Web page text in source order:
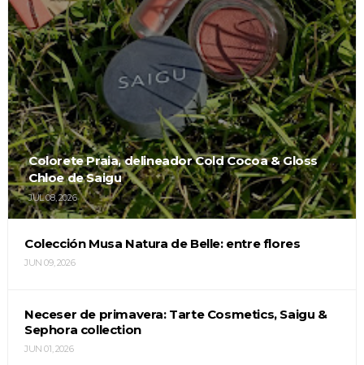
Colorete Praia, delineador Cold Cocoa & Gloss
Chloe de Saigu
JUL 08, 2026
Colección Musa Natura de Belle: entre flores
JUN 09, 2026
Neceser de primavera: Tarte Cosmetics, Saigu &
Sephora collection
JUN 01, 2026